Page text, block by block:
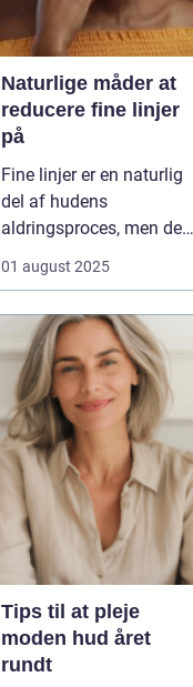
Naturlige måder at
reducere fine linjer
på
Fine linjer er en naturlig
del af hudens
aldringsproces, men der
at reducere deres
dyre behandlinger eller
invasive indgreb. Med
små ændringer i din
daglige rutine, de rett...
01 august 2025
Tips til at pleje
moden hud året
rundt